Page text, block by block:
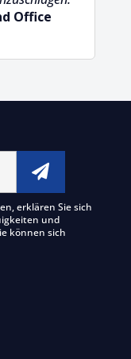
Office
erklären Sie sich
und
können sich